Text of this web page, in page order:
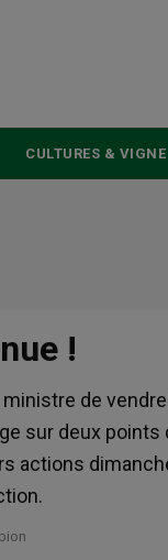
CULTURES & VIGNE
!
de
sur deux points
actions